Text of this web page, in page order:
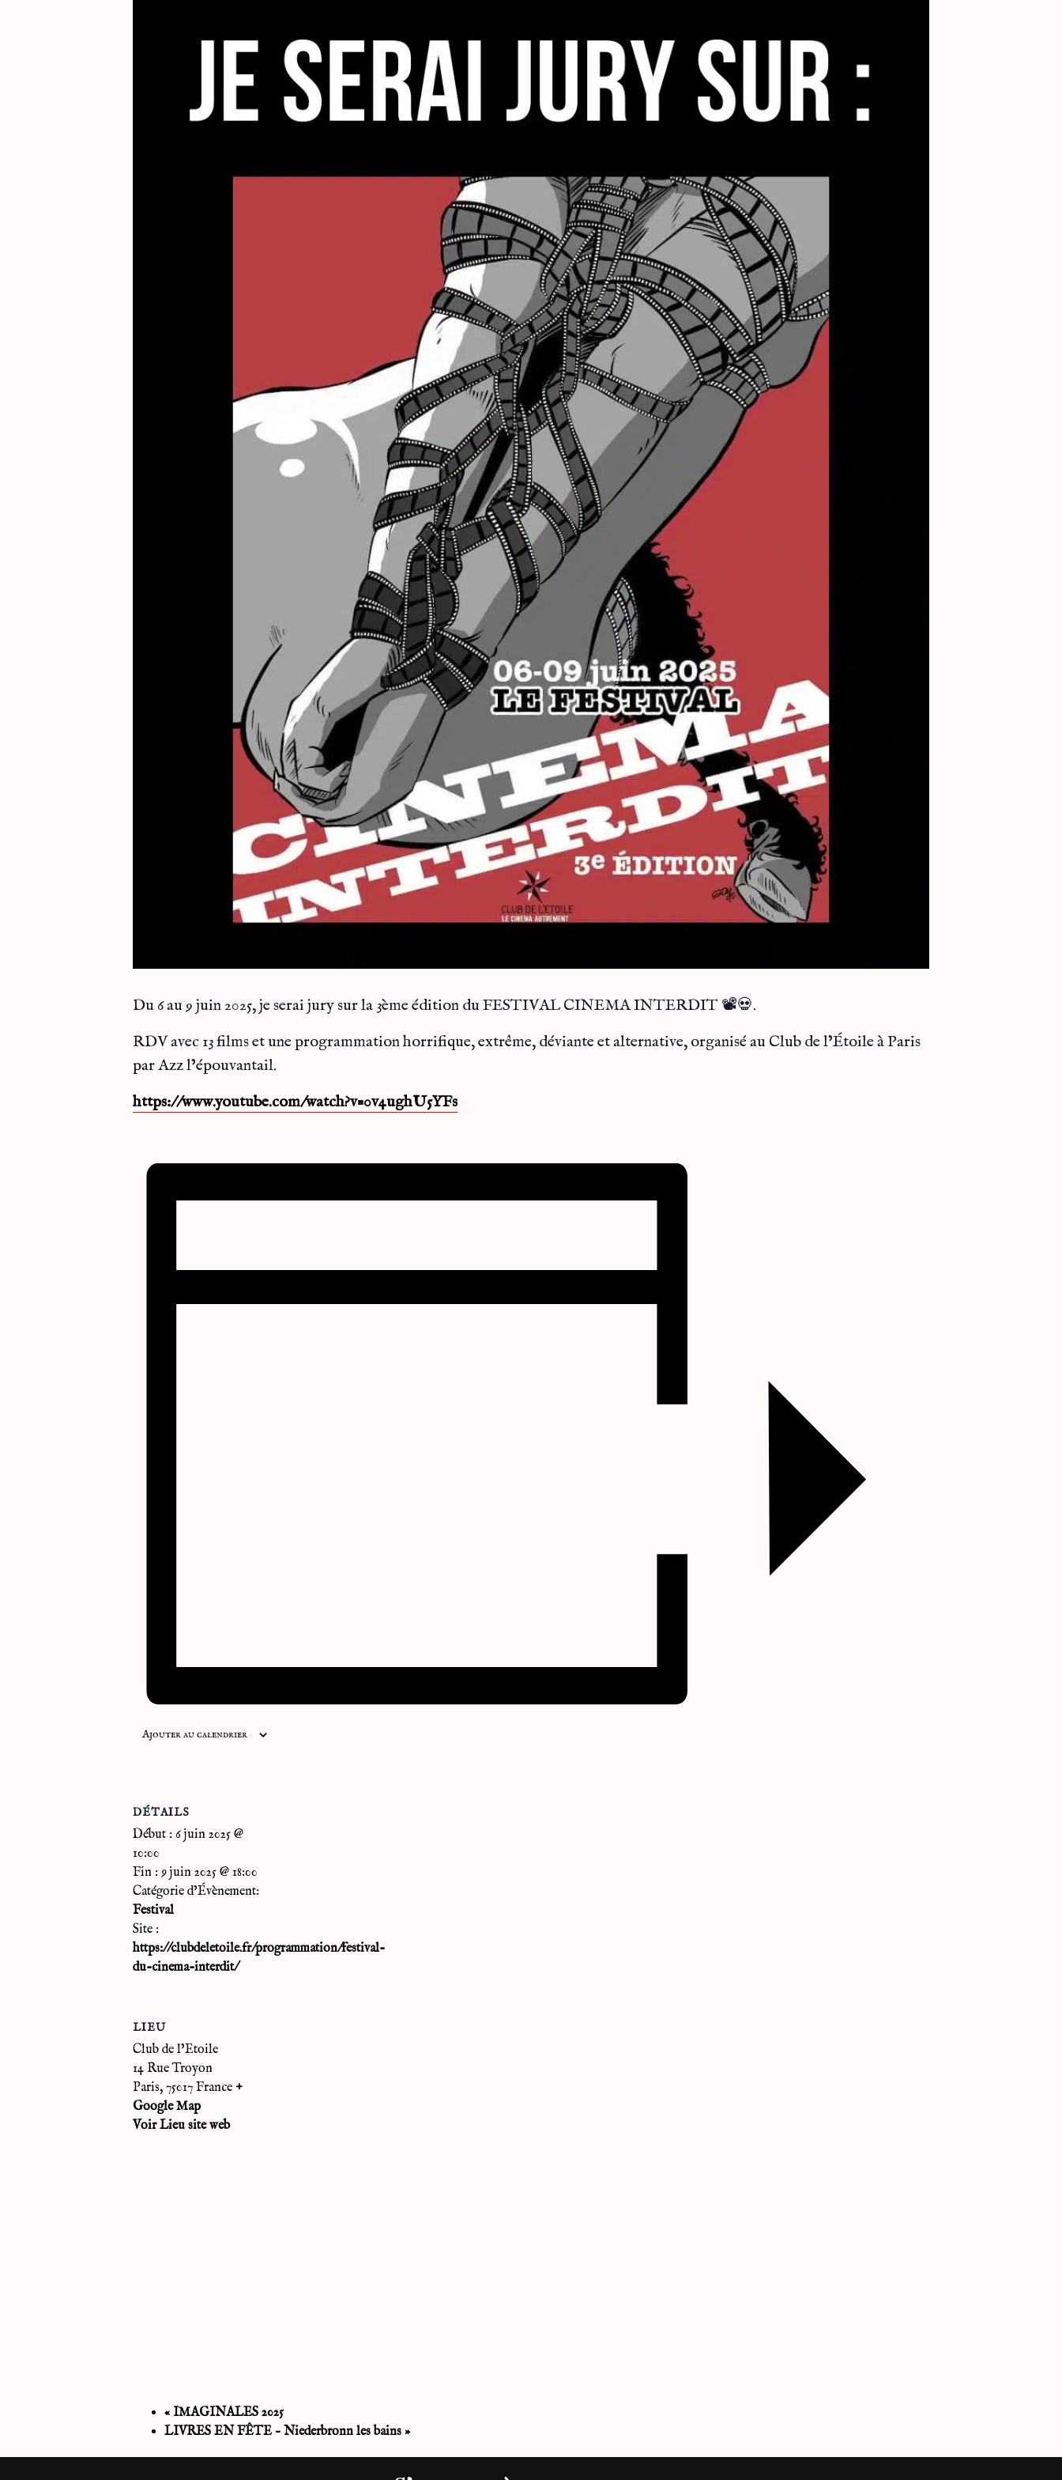
Du 6 au 9 juin 2025, je serai jury sur la 3ème édition du FESTIVAL CINEMA INTERDIT 📽️💀.
RDV avec 13 films et une programmation horrifique, extrême, déviante et alternative, organisé au Club de l’Étoile à Paris
par Azz l’épouvantail.
https://www.youtube.com/watch?v=0v4ughU5YFs
Ajouter au calendrier
DÉTAILS
Début : 6 juin 2025 @
10:00
Fin : 9 juin 2025 @ 18:00
Catégorie d’Évènement:
Festival
Site :
https://clubdeletoile.fr/programmation/festival-
du-cinema-interdit/
LIEU
Club de l’Etoile
14 Rue Troyon
Paris, 75017 France +
Google Map
Voir Lieu site web
« IMAGINALES 2025
LIVRES EN FÊTE – Niederbronn les bains »